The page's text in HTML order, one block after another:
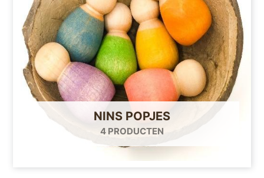
NINS POPJES
4 PRODUCTEN